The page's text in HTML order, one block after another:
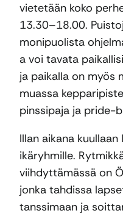
vietetään koko
13.30–18.00.
monipuolista
a voi tavata
ja paikalla on myös
muassa
pinssipaja ja pride-
Illan aikana
ikäryhmille.
viihdyttämässä on
jonka tahdissa
tanssimaan ja